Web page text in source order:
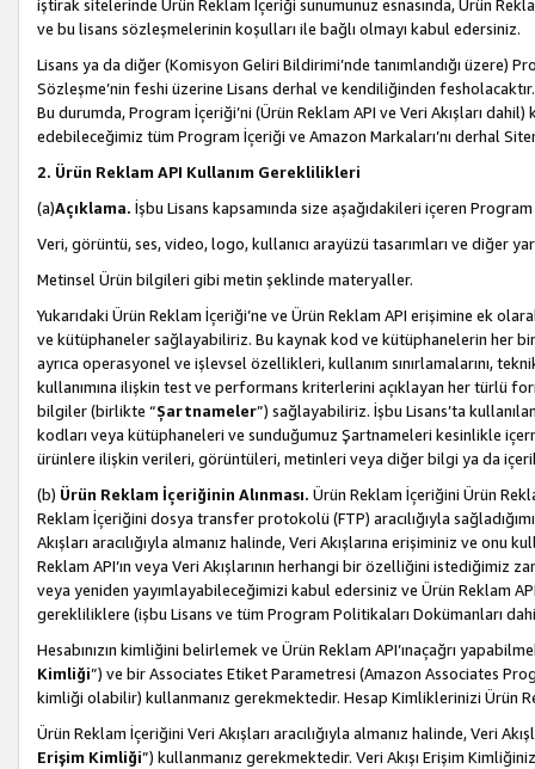
iştirak sitelerinde Ürün Reklam İçeriği sunumunuz esnasında, Ürün
ve bu lisans sözleşmelerinin koşulları ile bağlı olmayı kabul edersiniz.
Lisans ya da diğer (Komisyon Geliri Bildirimi’nde tanımlandığı üzere)
Sözleşme’nin feshi üzerine Lisans derhal ve kendiliğinden
Bu durumda, Program İçeriği’ni (Ürün Reklam API ve Veri Akışları
edebileceğimiz tüm Program İçeriği ve Amazon Markaları’nı derhal
2. Ürün Reklam API Kullanım Gereklilikleri
(a)Açıklama. İşbu Lisans kapsamında size aşağıdakileri içeren
Veri, görüntü, ses, video, logo, kullanıcı arayüzü tasarımları ve diğer
Metinsel Ürün bilgileri gibi metin şeklinde materyaller.
Yukarıdaki Ürün Reklam İçeriği’ne ve Ürün Reklam API erişimine ek
ve kütüphaneler sağlayabiliriz. Bu kaynak kod ve kütüphanelerin her
ayrıca operasyonel ve işlevsel özellikleri, kullanım sınırlamalarını,
kullanımına ilişkin test ve performans kriterlerini açıklayan her türlü
bilgiler (birlikte “Şartnameler”) sağlayabiliriz. İşbu Lisans’ta
kodları veya kütüphaneleri ve sunduğumuz Şartnameleri kesinlikle
ürünlere ilişkin verileri, görüntüleri, metinleri veya diğer bilgi ya da
(b) Ürün Reklam İçeriğinin Alınması. Ürün Reklam İçeriğini Ürün
Reklam İçeriğini dosya transfer protokolü (FTP) aracılığıyla
Akışları aracılığıyla almanız halinde, Veri Akışlarına erişiminiz ve onu
Reklam API’ın veya Veri Akışlarının herhangi bir özelliğini
veya yeniden yayımlayabileceğimizi kabul edersiniz ve Ürün Reklam
gerekliliklere (işbu Lisans ve tüm Program Politikaları Dokümanları
Hesabınızın kimliğini belirlemek ve Ürün Reklam API’ınaçağrı
Kimliği”) ve bir Associates Etiket Parametresi (Amazon Associates
kimliği olabilir) kullanmanız gerekmektedir. Hesap Kimliklerinizi Ürün
Ürün Reklam İçeriğini Veri Akışları aracılığıyla almanız halinde, Veri
Erişim Kimliği”) kullanmanız gerekmektedir. Veri Akışı Erişim